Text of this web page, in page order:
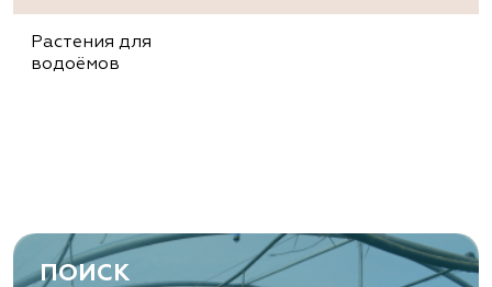
Растения для
водоёмов
ПОИСК